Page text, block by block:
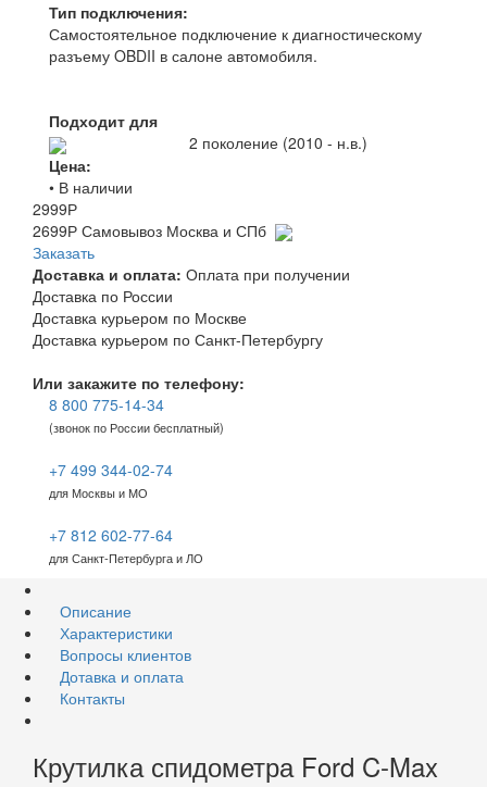
Тип подключения:
Самостоятельное подключение к диагностическому
разъему OBDII в салоне автомобиля.
Подходит для
2 поколение (2010 - н.в.)
Цена:
• В наличии
2999Р
2699Р Самовывоз Москва и СПб
Заказать
Доставка и оплата: Оплата при получении
Доставка по России
Доставка курьером по Москве
Доставка курьером по Санкт-Петербургу
Или закажите по телефону:
8 800 775-14-34
(звонок по России бесплатный)
+7 499 344-02-74
для Москвы и МО
+7 812 602-77-64
для Санкт-Петербурга и ЛО
Описание
Характеристики
Вопросы клиентов
Дотавка и оплата
Контакты
Крутилка спидометра Ford C-Max